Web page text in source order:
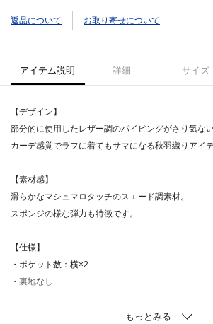
返品について お取り寄せについて
アイテム説明 詳細 サイズ
【デザイン】
部分的に使用したレザー調のパイピングがさり気ない
カーデ感覚でラフに着てもサマになる秋羽織りアイテ
【素材感】
滑らかなマシュマロタッチのスエード調素材。
スポンジの様な弾力も特徴です。
【仕様】
・ポケット数：横×2
・裏地なし